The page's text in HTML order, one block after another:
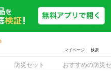
マイページ 検索
防災セット おすすめの防災